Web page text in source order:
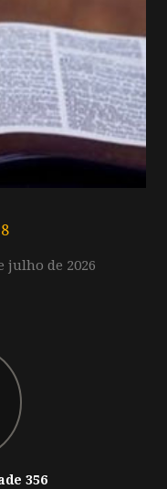
julho de 2026
356